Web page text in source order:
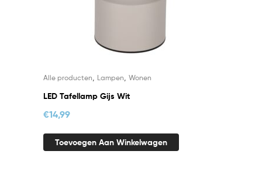
Alle producten Lampen Wonen
LED Tafellamp Gijs Wit
€14,99
Toevoegen Aan Winkelwagen